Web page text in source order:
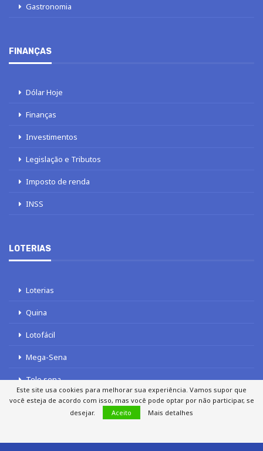
Gastronomia
FINANÇAS
Dólar Hoje
Finanças
Investimentos
Legislação e Tributos
Imposto de renda
INSS
LOTERIAS
Loterias
Quina
Lotofácil
Mega-Sena
Tele sena
Este site usa cookies para melhorar sua experiência. Vamos supor que
você esteja de acordo com isso, mas você pode optar por não participar, se
desejar.
Aceito Mais detalhes